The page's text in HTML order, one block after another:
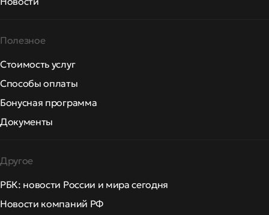
Полезное
Стоимость услуг
Способы оплаты
Бонусная программа
Документы
Другое
РБК: новости России и мира сегодня
Новости компаний РФ